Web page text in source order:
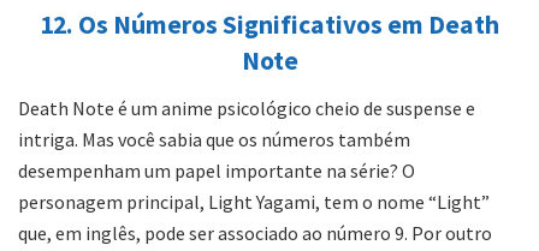
12. Os Números Significativos em Death
Note
Death Note é um anime psicológico cheio de suspense e
intriga. Mas você sabia que os números também
desempenham um papel importante na série? O
personagem principal, Light Yagami, tem o nome “Light”
que, em inglês, pode ser associado ao número 9. Por outro